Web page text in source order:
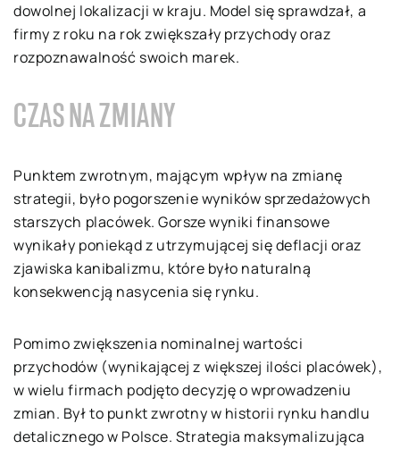
dowolnej lokalizacji w kraju. Model się sprawdzał, a
firmy z roku na rok zwiększały przychody oraz
rozpoznawalność swoich marek.
CZAS NA ZMIANY
Punktem zwrotnym, mającym wpływ na zmianę
strategii, było pogorszenie wyników sprzedażowych
starszych placówek. Gorsze wyniki finansowe
wynikały poniekąd z utrzymującej się deflacji oraz
zjawiska kanibalizmu, które było naturalną
konsekwencją nasycenia się rynku.
Pomimo zwiększenia nominalnej wartości
przychodów (wynikającej z większej ilości placówek),
w wielu firmach podjęto decyzję o wprowadzeniu
zmian. Był to punkt zwrotny w historii rynku handlu
detalicznego w Polsce. Strategia maksymalizująca